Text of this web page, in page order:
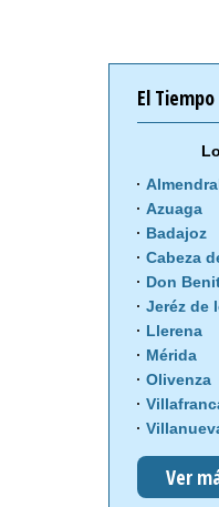
El
Azuaga
Badajoz
Cabeza
Don
Jeréz de
Llerena
Mérida
Olivenza
Ver